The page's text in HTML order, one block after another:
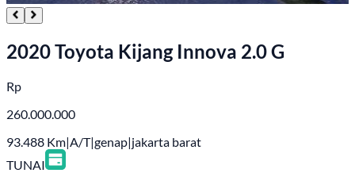
2020 Toyota Kijang Innova 2.0 G
Rp
260.000.000
93.488 Km|A/T|genap|jakarta barat
TUNAI